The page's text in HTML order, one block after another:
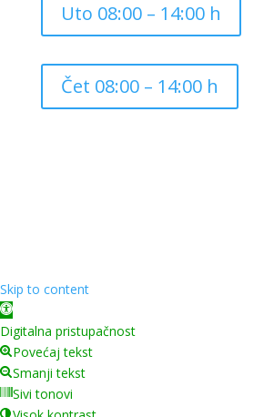
Uto 08:00 – 14:00 h
Čet 08:00 – 14:00 h
Skip to content
Open toolbar
Digitalna pristupačnost
Povećaj tekst
Smanji tekst
Sivi tonovi